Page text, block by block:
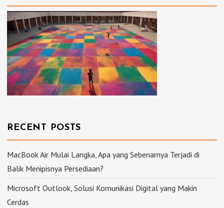
RECENT POSTS
MacBook Air Mulai Langka, Apa yang Sebenarnya Terjadi di
Balik Menipisnya Persediaan?
Microsoft Outlook, Solusi Komunikasi Digital yang Makin
Cerdas